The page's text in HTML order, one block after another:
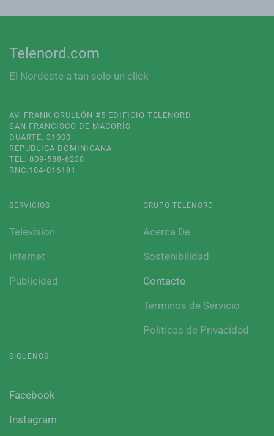
Telenord.com
El Nordeste a tan solo un click
AV. FRANK GRULLÓN #5 EDIFICIO TELENORD
SAN FRANCISCO DE MACORÍS
DUARTE, 31000
REPUBLICA DOMINICANA
TEL: 809-588-6238
RNC:104-016191
SERVICIOS
Television
Internet
Publicidad
GRUPO TELENORD
Acerca De
Sostenibilidad
Contacto
Terminos de Servicio
Politicas de Privacidad
SIGUENOS
Facebook
Instagram